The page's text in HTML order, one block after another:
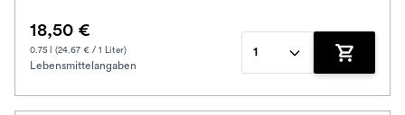
18,50 €
0.75 l (24.67 € / 1 Liter)
Lebensmittelangaben
1
Zum